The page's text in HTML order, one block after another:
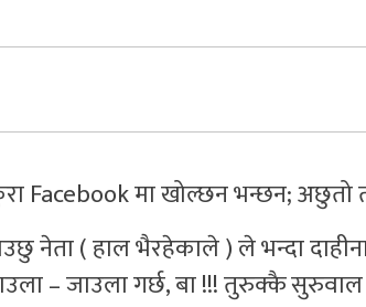
Facebook मा खोल्छन भन्छन; अछुतो
नेता ( हाल भैरहेकाले ) ले भन्दा
– जाउला गर्छ, बा !!! तुरुक्कै सुरुवाल